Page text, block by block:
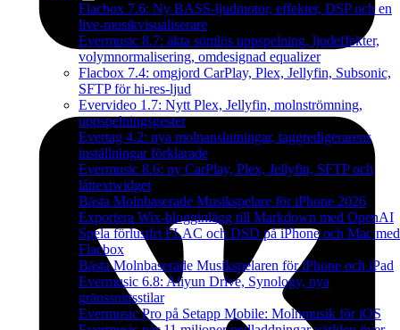
Flacbox 7.6: Ny BASS-ljudmotor, effekter, DSP och en
live-musikvisualiserare
Evermusic 8.7: äkta sömlös uppspelning, ljudeffekter,
volymnormalisering, omdesignad equalizer
Flacbox 7.4: omgjord CarPlay, Plex, Jellyfin, Subsonic,
SFTP för hi-res-ljud
Evervideo 1.7: Nytt Plex, Jellyfin, molnströmning,
uppspelningsgester
Evertag 4.2: nya molnanslutningar, taggredigerarens
inställningar förklarade
Evermusic 8.6: ny CarPlay, Plex, Jellyfin, SFTP och
låttextwidget
Bästa Molnbaserade Musikspelare för iPhone 2026
Exportera Wix-blogginlägg till Markdown med OpenAI
Spela förlustfri FLAC och DSD på iPhone och Mac med
Flacbox
Bästa Molnbaserade Musikspelaren för iPhone och iPad
Evermusic 6.8: Aliyun Drive, Synology, nya
gränssnittsstilar
Evermusic Pro på Setapp Mobile: Molnmusik för iOS